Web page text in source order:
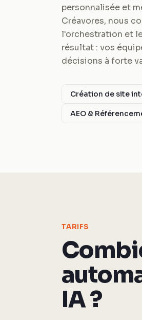
personnalisée et
Créavores, nous
l'orchestration et
résultat : vos
décisions à forte
Création de site
AEO &
TARIFS
IA ?